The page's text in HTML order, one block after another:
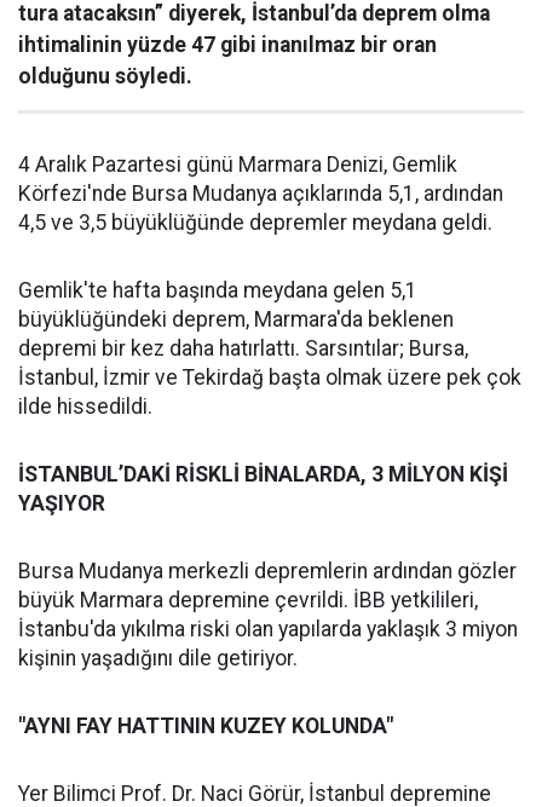
tura atacaksın” diyerek, İstanbul’da deprem olma
ihtimalinin yüzde 47 gibi inanılmaz bir oran
olduğunu söyledi.
4 Aralık Pazartesi günü Marmara Denizi, Gemlik
Körfezi'nde Bursa Mudanya açıklarında 5,1, ardından
4,5 ve 3,5 büyüklüğünde depremler meydana geldi.
Gemlik'te hafta başında meydana gelen 5,1
büyüklüğündeki deprem, Marmara'da beklenen
depremi bir kez daha hatırlattı. Sarsıntılar; Bursa,
İstanbul, İzmir ve Tekirdağ başta olmak üzere pek çok
ilde hissedildi.
İSTANBUL’DAKİ RİSKLİ BİNALARDA, 3 MİLYON KİŞİ
YAŞIYOR
Bursa Mudanya merkezli depremlerin ardından gözler
büyük Marmara depremine çevrildi. İBB yetkilileri,
İstanbu'da yıkılma riski olan yapılarda yaklaşık 3 miyon
kişinin yaşadığını dile getiriyor.
"AYNI FAY HATTININ KUZEY KOLUNDA"
Yer Bilimci Prof. Dr. Naci Görür, İstanbul depremine